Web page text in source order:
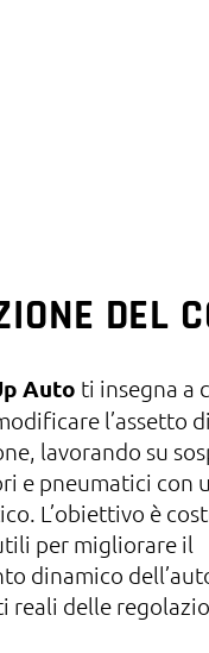
DEL
Auto ti insegna a
l’assetto
lavorando su
e pneumatici con
L’obiettivo è
per migliorare il
dinamico
reali delle